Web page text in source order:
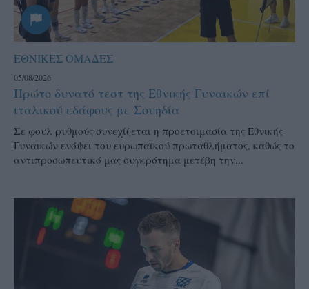
ΕΘΝΙΚΕΣ ΟΜΑΔΕΣ
05/08/2026
Πρώτο δυνατό τεστ της Εθνικής Γυναικών επί
ιταλικού εδάφους με Σουηδία
Σε φουλ ρυθμούς συνεχίζεται η προετοιμασία της Εθνικής
Γυναικών ενόψει του ευρωπαϊκού πρωταθλήματος, καθώς το
αντιπροσωπευτικό μας συγκρότημα μετέβη την...